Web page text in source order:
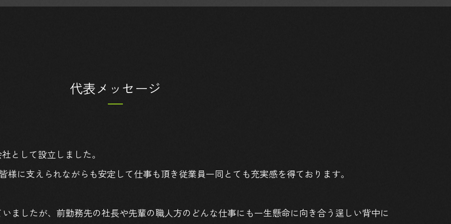
代表メッセージ
として設立しました。
様に支えられながらも安定して仕事も頂き従業員一同とても充実感を得ております。
ましたが、前勤務先の社長や先輩の職人方のどんな仕事にも一生懸命に向き合う逞しい背中に